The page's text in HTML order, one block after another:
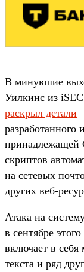
В минувшие
Уилкинс из
раскрыл детали
разработанного
принадлежащей
скриптов
на сетевых
других веб-
Атака на
в сентябре этого
включает в себя
текста и ряд